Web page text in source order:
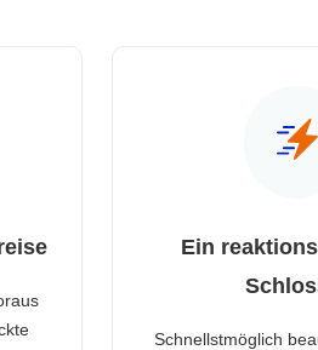
Ein
Schnellstmöglich